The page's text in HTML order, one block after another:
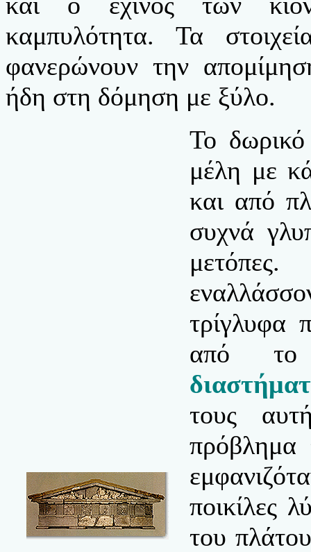
καμπυλότητα. Τα
φανερώνουν την
ήδη στη δόμηση με ξύλο.
Το δωρικό
μέλη με
και από
συχνά
τρίγλυφα
από
τους
πρόβλημα
ποικίλες
του